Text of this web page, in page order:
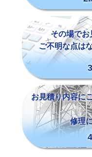
その場で
ご不明な点は
お見積り内容に
修理